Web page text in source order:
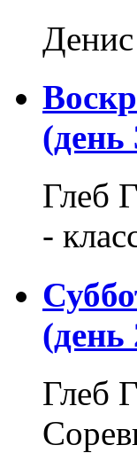
Денис
(день
Глеб
-
(день
Глеб